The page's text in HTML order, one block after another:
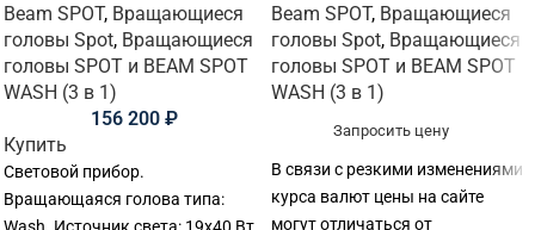
Beam SPOT, Вращающиеся
головы Spot, Вращающиеся
головы SPOT и BEAM SPOT
WASH (3 в 1)
156 200 ₽
Купить
Световой прибор.
Вращающаяся голова типа:
Beam SPOT, Вращающиеся
головы Spot, Вращающиеся
головы SPOT и BEAM SPOT
WASH (3 в 1)
Запросить цену
В связи с резкими изменениями
курса валют цены на сайте
могут отличаться от